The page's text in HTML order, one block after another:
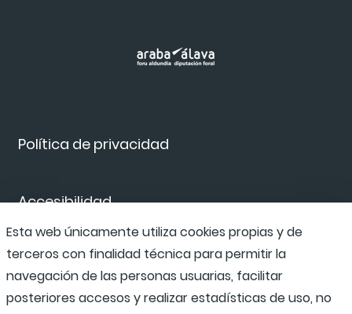
Política de privacidad
Accesibilidad
Canal de denuncias
Esta web únicamente utiliza cookies propias y de
terceros con finalidad técnica para permitir la
navegación de las personas usuarias, facilitar
posteriores accesos y realizar estadísticas de uso, no